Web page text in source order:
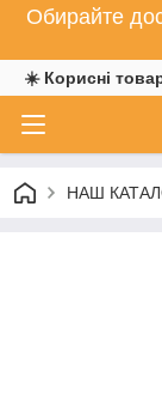
Обирайте
☀️ Корисні
НАШ